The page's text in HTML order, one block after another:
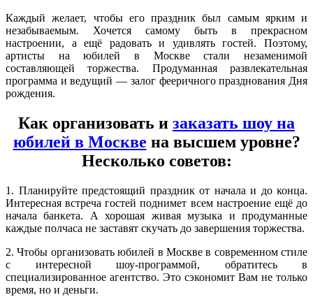
Каждый желает, чтобы его праздник был самым ярким и
незабываемым. Хочется самому быть в прекрасном
настроении, а ещё радовать и удивлять гостей. Поэтому,
артисты на юбилей в Москве стали незаменимой
составляющей торжества. Продуманная развлекательная
программа и ведущий — залог фееричного празднования Дня
рождения.
Как организовать и заказать шоу на
юбилей в Москве на высшем уровне?
Несколько советов:
1. Планируйте предстоящий праздник от начала и до конца.
Интересная встреча гостей поднимет всем настроение ещё до
начала банкета. А хорошая живая музыка и продуманные
каждые полчаса не заставят скучать до завершения торжества.
2. Чтобы организовать юбилей в Москве в современном стиле
с интересной шоу-программой, обратитесь в
специализированное агентство. Это сэкономит Вам не только
время, но и деньги.